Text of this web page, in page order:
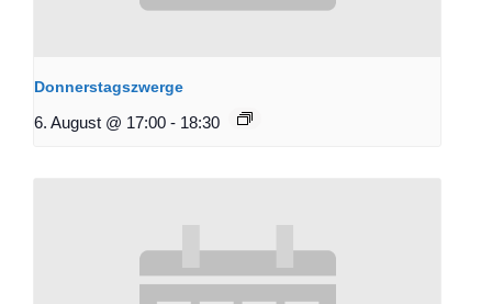
Donnerstagszwerge
6. August @ 17:00 - 18:30